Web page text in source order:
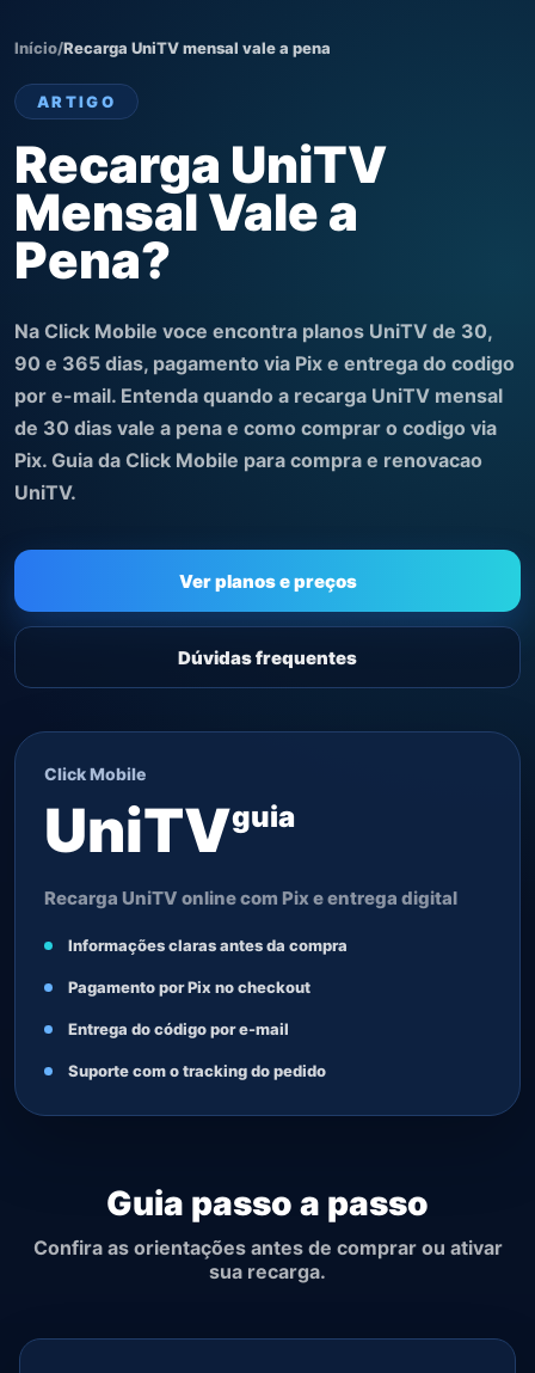
Início/Recarga UniTV mensal vale a pena
ARTIGO
Recarga UniTV
Mensal Vale a
Pena?
Na Click Mobile voce encontra planos UniTV de 30,
90 e 365 dias, pagamento via Pix e entrega do codigo
por e-mail. Entenda quando a recarga UniTV mensal
de 30 dias vale a pena e como comprar o codigo via
Pix. Guia da Click Mobile para compra e renovacao
UniTV.
Ver planos e preços
Dúvidas frequentes
Click Mobile
UniTVguia
Recarga UniTV online com Pix e entrega digital
Informações claras antes da compra
Pagamento por Pix no checkout
Entrega do código por e-mail
Suporte com o tracking do pedido
Guia passo a passo
Confira as orientações antes de comprar ou ativar
sua recarga.